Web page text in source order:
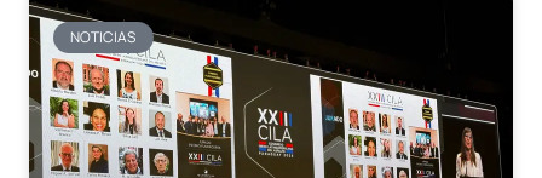
NOTICIAS